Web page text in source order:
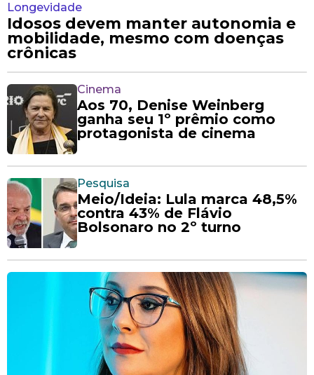
Longevidade
Idosos devem manter autonomia e
mobilidade, mesmo com doenças
crônicas
Cinema
Aos 70, Denise Weinberg
ganha seu 1º prêmio como
protagonista de cinema
Pesquisa
Meio/Ideia: Lula marca 48,5%
contra 43% de Flávio
Bolsonaro no 2º turno